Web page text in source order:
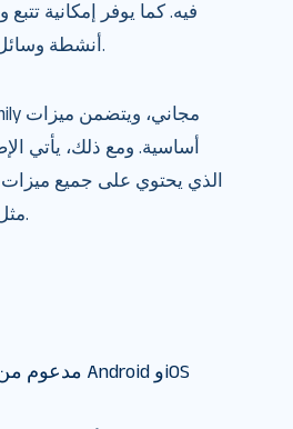
فيه. كما يوفر إمكانية
أنشطة وسائل التواصل الاجتماعي.
أساسية. ومع ذلك، يأتي
مثل مكافحة الفيروسات.
مدعوم من قبل كل من Android وiOS